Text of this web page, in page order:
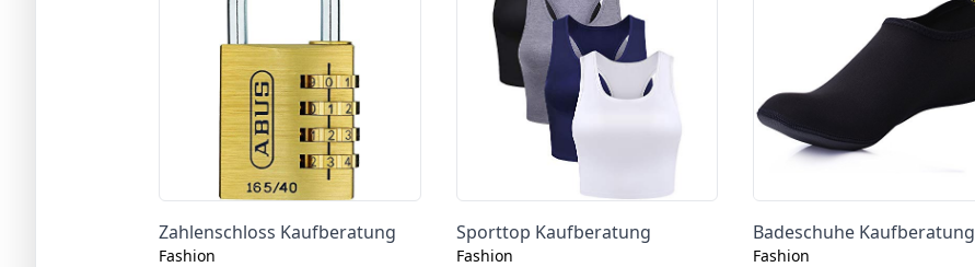
Zahlenschloss Kaufberatung
Fashion
Sporttop Kaufberatung
Fashion
Badeschuhe Kaufberatung
Fashion